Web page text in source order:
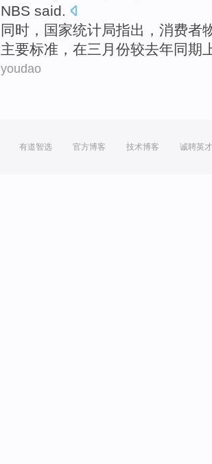
NBS said.
同时 ， 国家统计局指出， 消费者
主要标准 ， 在三月份较去年同期
youdao
有道智选 官方博客 技术博客 诚聘英才